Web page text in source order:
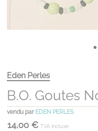
Eden Perles
B.O. Goutes
vendu par EDEN PERLES
14,00 € TVA incluse